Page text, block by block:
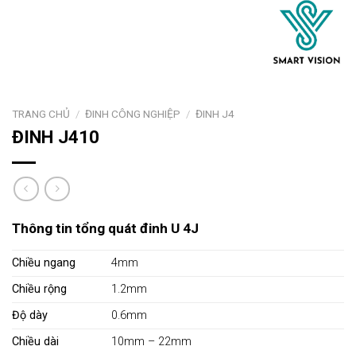
TRANG CHỦ / ĐINH CÔNG NGHIỆP / ĐINH J4
ĐINH J410
Thông tin tổng quát đinh U 4J
Chiều ngang
4mm
Chiều rộng
1.2mm
Độ dày
0.6mm
Chiều dài
10mm – 22mm